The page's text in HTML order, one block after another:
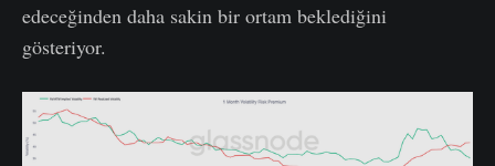
edeceğinden daha sakin bir ortam beklediğini
gösteriyor.